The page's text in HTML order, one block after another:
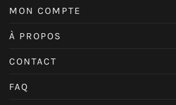
MON COMPTE
À PROPOS
CONTACT
FAQ